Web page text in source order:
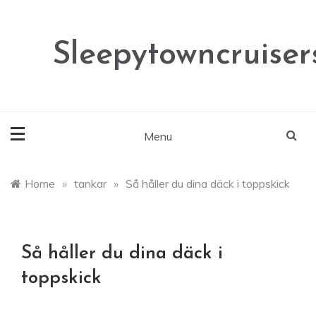
Menu
Home » tankar » Så håller du dina däck i toppskick
Så håller du dina däck i
toppskick